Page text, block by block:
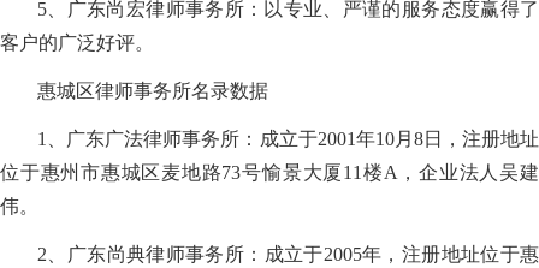
5、广东尚宏律师事务所：以专业、严谨的服务态度赢得了
客户的广泛好评。
惠城区律师事务所名录数据
1、广东广法律师事务所：成立于2001年10月8日，注册地址
位于惠州市惠城区麦地路73号愉景大厦11楼A，企业法人吴建
伟。
2、广东尚典律师事务所：成立于2005年，注册地址位于惠